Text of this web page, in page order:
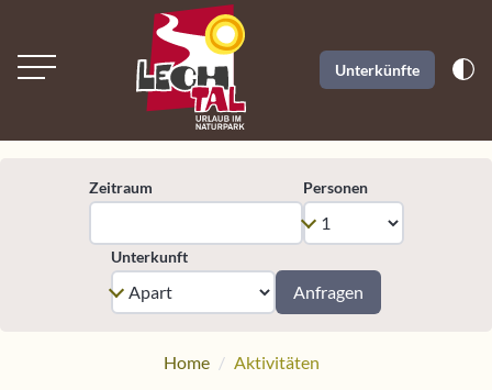
Unterkünfte
Zeitraum Personen
Unterkunft
Anfragen
Home Aktivitäten